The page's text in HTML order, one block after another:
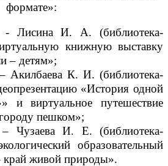
формате»:
- Лисина И. А. (библиотека-
книжную выставку
– детям»;
Акилбаева К. И. (библиотека-
«История одной
и виртуальное путешествие
пешком»;
– Чузаева И. Е. (библиотека-
образовательный
живой природы».